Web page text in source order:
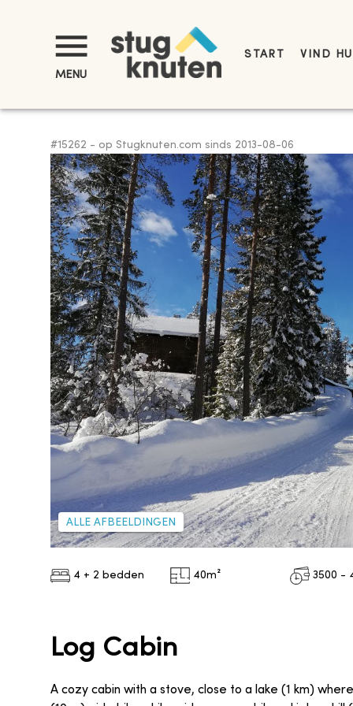
MENU
START VIND
#15262 - op Stugknuten.com sinds 2013-08-06
ALLE AFBEELDINGEN
4 + 2 bedden 40m² 3500 -
Log Cabin
A cozy cabin with a stove, close to a lake (1 km)